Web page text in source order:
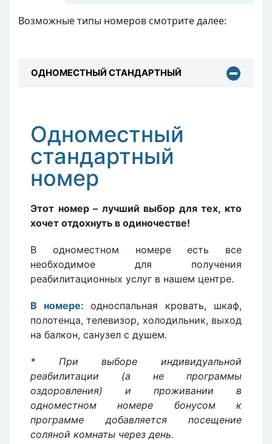
Возможные типы номеров смотрите далее:
ОДНОМЕСТНЫЙ СТАНДАРТНЫЙ
Одноместный
стандартный
номер
Этот номер – лучший выбор для тех, кто
хочет отдохнуть в одиночестве!
В одноместном номере есть все
необходимое для получения
реабилитационных услуг в нашем центре.
В номере: односпальная кровать, шкаф,
полотенца, телевизор, холодильник, выход
на балкон, санузел с душем.
* При выборе индивидуальной
реабилитации (а не программы
оздоровления) и проживании в
одноместном номере бонусом к
программе добавляется посещение
соляной комнаты через день.